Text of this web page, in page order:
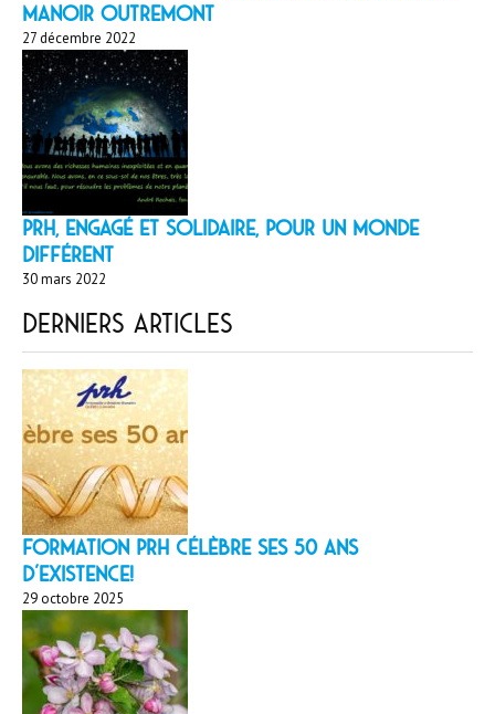
Manoir Outremont
27 décembre 2022
PRH, engagé et solidaire, pour un monde
différent
30 mars 2022
Derniers articles
Formation PRH célèbre ses 50 ans
d’existence!
29 octobre 2025